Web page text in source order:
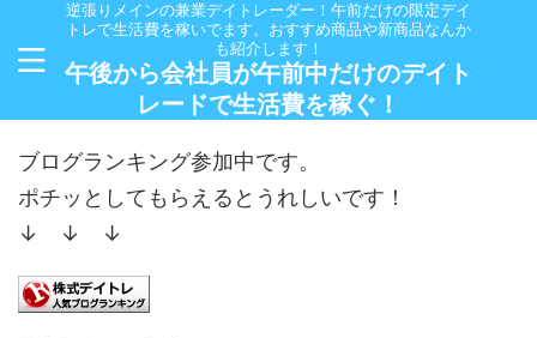
逆張りメインの兼業デイトレーダー！午前だけの限定デイ
トレで生活費を稼いでます。おすすめ商品や新商品なんか
も紹介します！
午後から会社員が午前中だけのデイト
レードで生活費を稼ぐ！
ブログランキング参加中です。
ポチッとしてもらえるとうれしいです！
↓ ↓ ↓